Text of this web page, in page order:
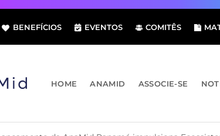
BENEFÍCIOS EVENTOS COMITÊS
HOME ANAMID ASSOCIE-SE